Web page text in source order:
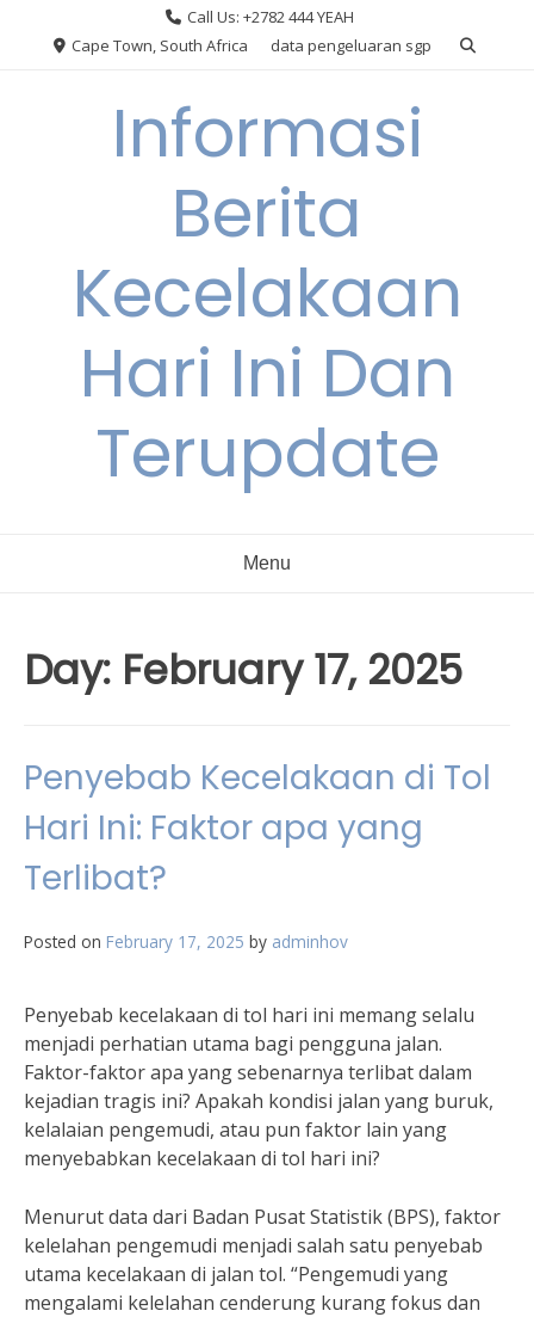
Call Us: +2782 444 YEAH
Cape Town, South Africa
data pengeluaran sgp
Informasi
Berita
Kecelakaan
Hari Ini Dan
Terupdate
Menu
Day: February 17, 2025
Penyebab Kecelakaan di Tol
Hari Ini: Faktor apa yang
Terlibat?
Posted on February 17, 2025 by adminhov
Penyebab kecelakaan di tol hari ini memang selalu
menjadi perhatian utama bagi pengguna jalan.
Faktor-faktor apa yang sebenarnya terlibat dalam
kejadian tragis ini? Apakah kondisi jalan yang buruk,
kelalaian pengemudi, atau pun faktor lain yang
menyebabkan kecelakaan di tol hari ini?
Menurut data dari Badan Pusat Statistik (BPS), faktor
kelelahan pengemudi menjadi salah satu penyebab
utama kecelakaan di jalan tol. “Pengemudi yang
mengalami kelelahan cenderung kurang fokus dan